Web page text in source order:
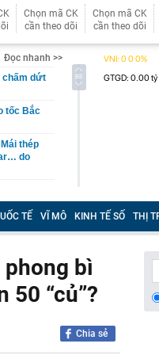
Chọn mã CK
cần theo dõi
Chọn mã CK
cần theo dõi
Đọc nhanh >>
chấm dứt
tốc Bắc
thép
do
vệ
Bí quyết
TẾ VĨ MÔ KINH TẾ SỐ THỊ
bì
50 “củ”?
Chia sẻ